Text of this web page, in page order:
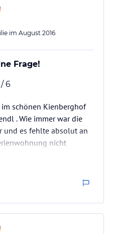
im August 2016
Frage!
/ 6
schönen Kienberghof
. Wie immer war die
und es fehlte absolut an
nicht
und fühlen uns
Dankeschön an
Andreas und